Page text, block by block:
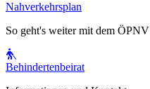
Nahverkehrsplan
So geht's weiter mit dem ÖPNV
Behindertenbeirat